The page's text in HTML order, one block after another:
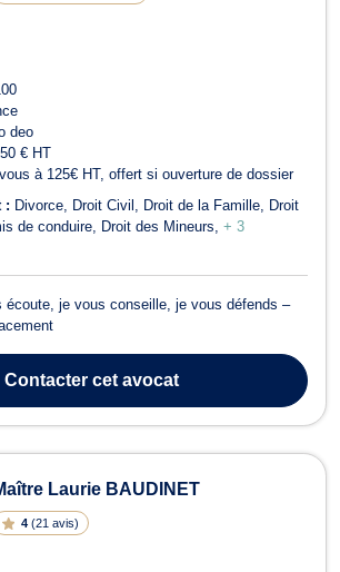
deo
€ HT
à 125€ HT, offert si ouverture de dossier
: Divorce Droit Civil Droit de la Famille
Droit
de conduire
Droit des Mineurs + 3
écoute, je vous conseille, je vous défends –
Contactercet avocat
Laurie BAUDINET
4 (21 avis)